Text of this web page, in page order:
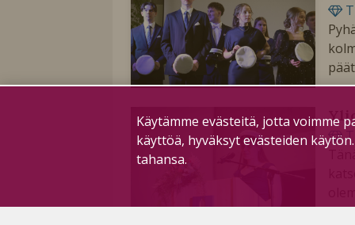
Käytämme evästeitä, jotta voimme
käyttöä, hyväksyt evästeiden
tahansa.